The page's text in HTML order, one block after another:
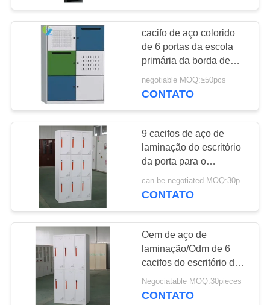
NOTÍCIA
UMAS
CITAÇÕES
MAPA
PRIVACY
POLICY
Arquivos de aço
verticais
68
Armário móvel do
suporte
cacifo de aço colorido
de 6 portas da escola
primária da borda de
12mm com caixa postal
negotiable MOQ:≥50pcs
CONTATO
9 cacifos de aço de
laminação do escritório
da porta para o
escritório/hospital
can be negotiated MOQ:30pcs
CONTATO
Oem de aço de
laminação/Odm de 6
cacifos do escritório da
porta
Negociatable MOQ:30pieces
CONTATO